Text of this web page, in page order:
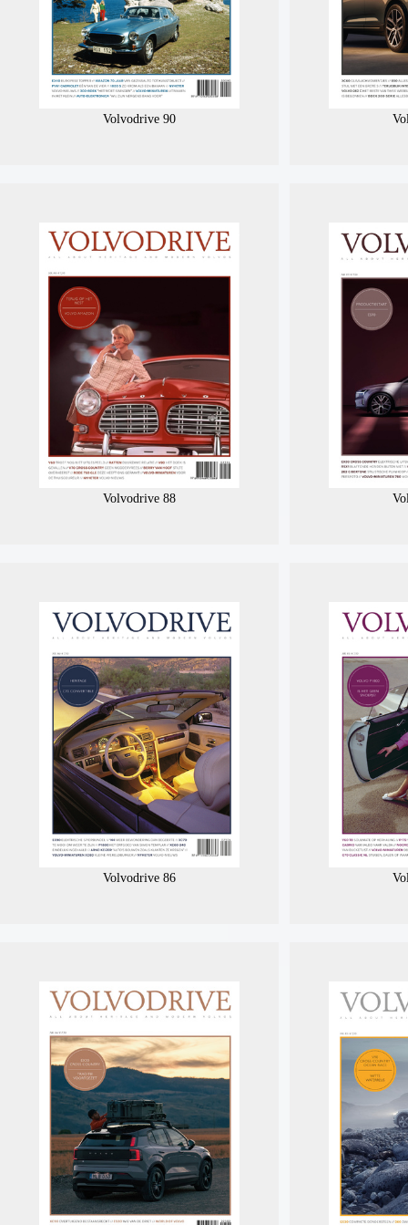
Volvodrive 90
Volvodrive 88
Volvodrive 86